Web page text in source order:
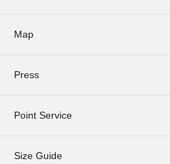
Map
Press
Point Service
Size Guide